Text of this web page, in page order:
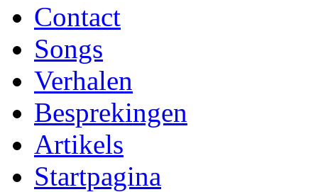
Contact
Songs
Verhalen
Besprekingen
Artikels
Startpagina